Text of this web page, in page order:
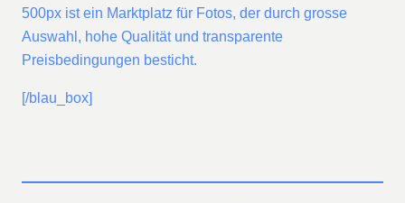
500px ist ein Marktplatz für Fotos, der durch grosse
Auswahl, hohe Qualität und transparente
Preisbedingungen besticht.
[/blau_box]